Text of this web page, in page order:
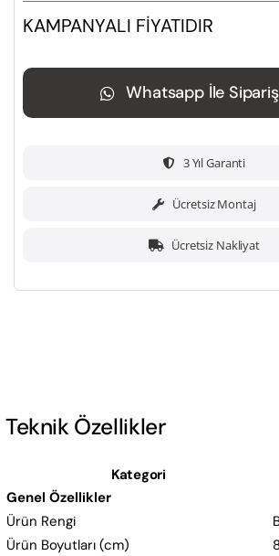
KAMPANYALI FİYATIDIR
Whatsapp İle
3 Yıl Garanti
Ücretsiz Montaj
Ücretsiz Nakliyat
Teknik Özellikler
Kategori
Genel Özellikler
Ürün Rengi
Ürün Boyutları (cm)